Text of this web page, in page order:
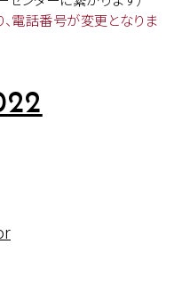
電話番号が変更となりま